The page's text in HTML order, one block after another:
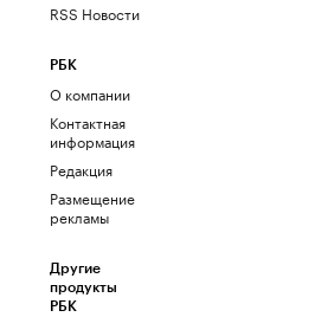
RSS Новости
РБК
О компании
Контактная
информация
Редакция
Размещение
рекламы
Другие
продукты
РБК